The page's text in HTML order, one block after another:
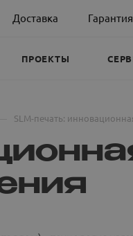
Доставка Гарантия
ПРОЕКТЫ
SLM-печать: